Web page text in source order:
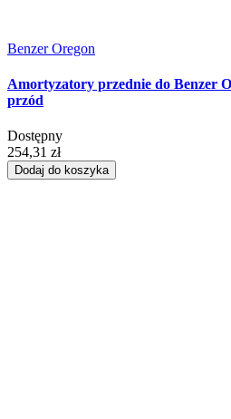
Benzer Oregon
Amortyzatory przednie do Benzer
przód
Dostępny
254,31 zł
Dodaj do koszyka